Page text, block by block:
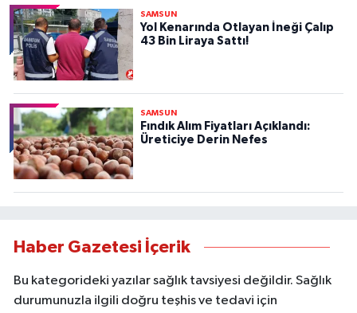
SAMSUN
Yol Kenarında Otlayan İneği Çalıp
43 Bin Liraya Sattı!
SAMSUN
Fındık Alım Fiyatları Açıklandı:
Üreticiye Derin Nefes
Haber Gazetesi İçerik
Bu kategorideki yazılar sağlık tavsiyesi değildir. Sağlık
durumunuzla ilgili doğru teşhis ve tedavi için